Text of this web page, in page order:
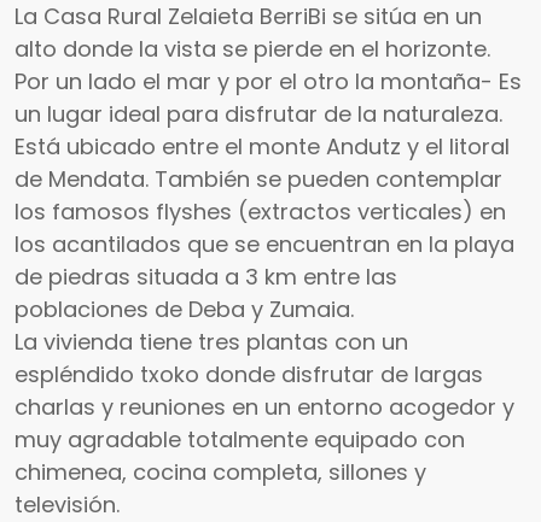
La Casa Rural Zelaieta BerriBi se sitúa en un
alto donde la vista se pierde en el horizonte.
Por un lado el mar y por el otro la montaña- Es
un lugar ideal para disfrutar de la naturaleza.
Está ubicado entre el monte Andutz y el litoral
de Mendata. También se pueden contemplar
los famosos flyshes (extractos verticales) en
los acantilados que se encuentran en la playa
de piedras situada a 3 km entre las
poblaciones de Deba y Zumaia.
La vivienda tiene tres plantas con un
espléndido txoko donde disfrutar de largas
charlas y reuniones en un entorno acogedor y
muy agradable totalmente equipado con
chimenea, cocina completa, sillones y
televisión.